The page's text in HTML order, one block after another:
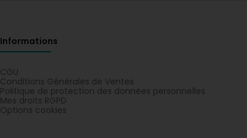
Informations
CGU
Conditions Générales de Ventes
Politique de protection des données personnelles
Mes droits RGPD
Options cookies